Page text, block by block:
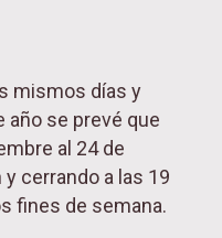
mismos días y
año se prevé que
al 24 de
cerrando a las 19
fines de semana.